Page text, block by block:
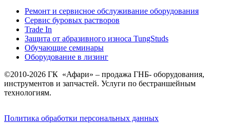
Ремонт и сервисное обслуживание оборудования
Сервис буровых растворов
Trade In
Защита от абразивного износа TungStuds
Обучающие семинары
Оборудование в лизинг
©2010-2026 ГК «Афари» – продажа ГНБ- оборудования,
инструментов и запчастей. Услуги по бестраншейным
технологиям.
Политика обработки персональных данных